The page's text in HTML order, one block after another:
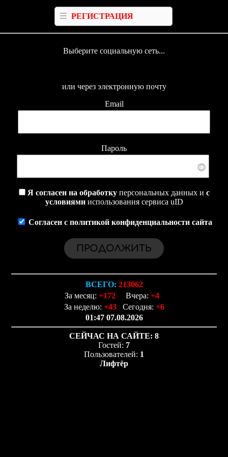
РЕГИСТРАЦИЯ
Выберите социальную сеть...
или через электронную почту
Email
Пароль
Я согласен на обработкуперсональных данных и с
условиямииспользования сервиса uID
Согласен с политикой конфиденциальности сайта
ВСЕГО: 213062
За месяц: +172 Вчера: +4
За неделю: +43 Сегодня: +6
01:47 07.08.2026
СЕЙЧАС НА САЙТЕ: 8
Гостей: 7
Пользователей: 1
Лифтёр